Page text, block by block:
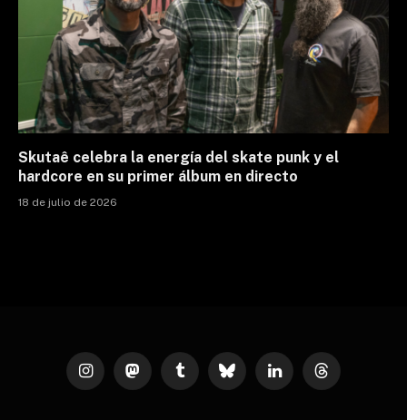
Skutaê celebra la energía del skate punk y el
hardcore en su primer álbum en directo
18 de julio de 2026
InstagramMastodonTumblr Bluesky LinkedInThreads